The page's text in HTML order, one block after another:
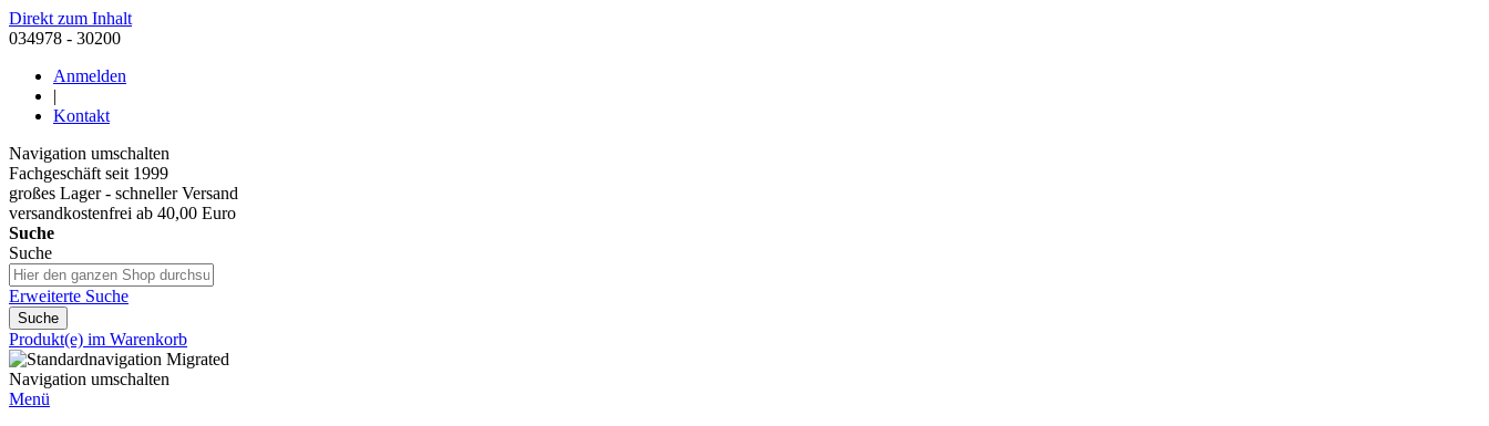
Direkt zum Inhalt
034978 - 30200
Anmelden
|
Kontakt
Navigation umschalten
Fachgeschäft seit 1999
großes Lager - schneller Versand
versandkostenfrei ab 40,00 Euro
Suche
Suche
Erweiterte Suche
Suche
Produkt(e) im Warenkorb
Navigation umschalten
Menü